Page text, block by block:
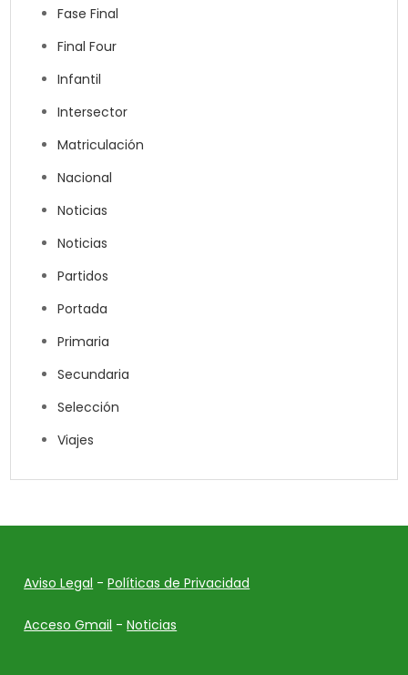
Fase Final
Final Four
Infantil
Intersector
Matriculación
Nacional
Noticias
Noticias
Partidos
Portada
Primaria
Secundaria
Selección
Viajes
Aviso Legal -Políticas de Privacidad
Acceso Gmail -Noticias